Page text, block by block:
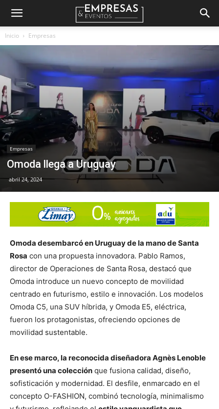
Empresas
Eventos
Inicio Empresas
Empresas
Omoda llega a Uruguay
abril 24, 2024
Omoda desembarcó en Uruguay de la mano de Santa
Rosa con una propuesta innovadora. Pablo Ramos,
director de Operaciones de Santa Rosa, destacó que
Omoda introduce un nuevo concepto de movilidad
centrado en futurismo, estilo e innovación. Los modelos
Omoda C5, una SUV híbrida, y Omoda E5, eléctrica,
fueron los protagonistas, ofreciendo opciones de
movilidad sustentable.
En ese marco, la reconocida diseñadora Agnès Lenoble
presentó una colección que fusiona calidad, diseño,
sofisticación y modernidad. El desfile, enmarcado en el
concepto O-FASHION, combinó tecnología, minimalismo